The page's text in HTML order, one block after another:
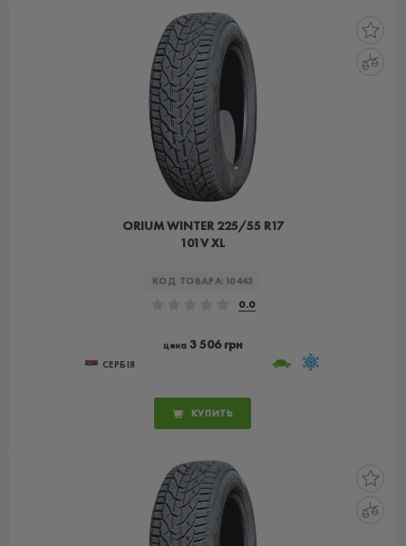
ORIUM WINTER 225/55 R17
101V XL
КОД ТОВАРА: 10443
0.0
цена3 506 грн
СЕРБІЯ
КУПИТЬ